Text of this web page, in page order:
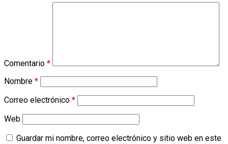
Comentario *
Nombre *
Correo electrónico *
Web
Guardar mi nombre, correo electrónico y sitio web en este